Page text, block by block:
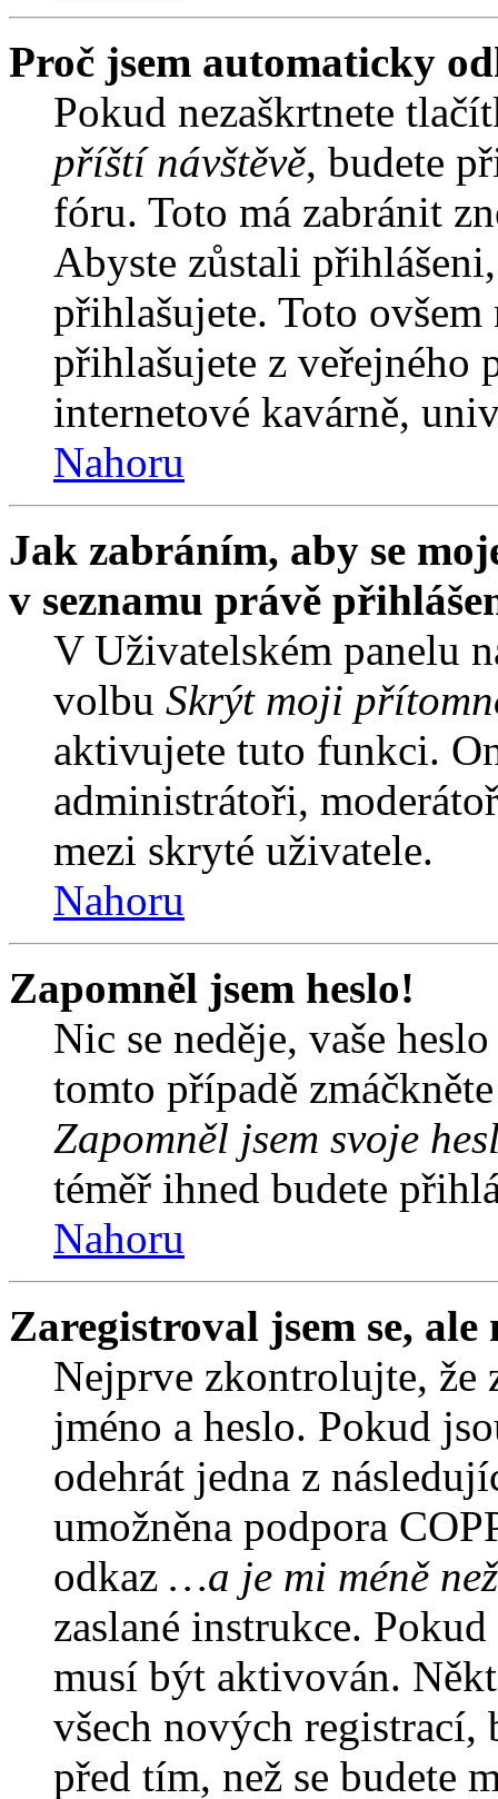
Proč jsem automaticky
Pokud nezaškrtnete
příští návštěvě, budete
fóru. Toto má zabránit
Abyste zůstali
přihlašujete. Toto
přihlašujete z veřejného
internetové kavárně,
Nahoru
Jak zabráním, aby se
v seznamu právě
V Uživatelském panelu
volbu Skrýt moji
aktivujete tuto funkci.
administrátoři,
mezi skryté uživatele.
Nahoru
Zapomněl jsem heslo!
Nic se neděje, vaše
tomto případě
Zapomněl jsem svoje
téměř ihned budete
Nahoru
Zaregistroval jsem se,
Nejprve zkontrolujte, že
jméno a heslo. Pokud
odehrát jedna z
umožněna podpora
odkaz …a je mi méně
zaslané instrukce.
musí být aktivován.
všech nových
před tím, než se budete